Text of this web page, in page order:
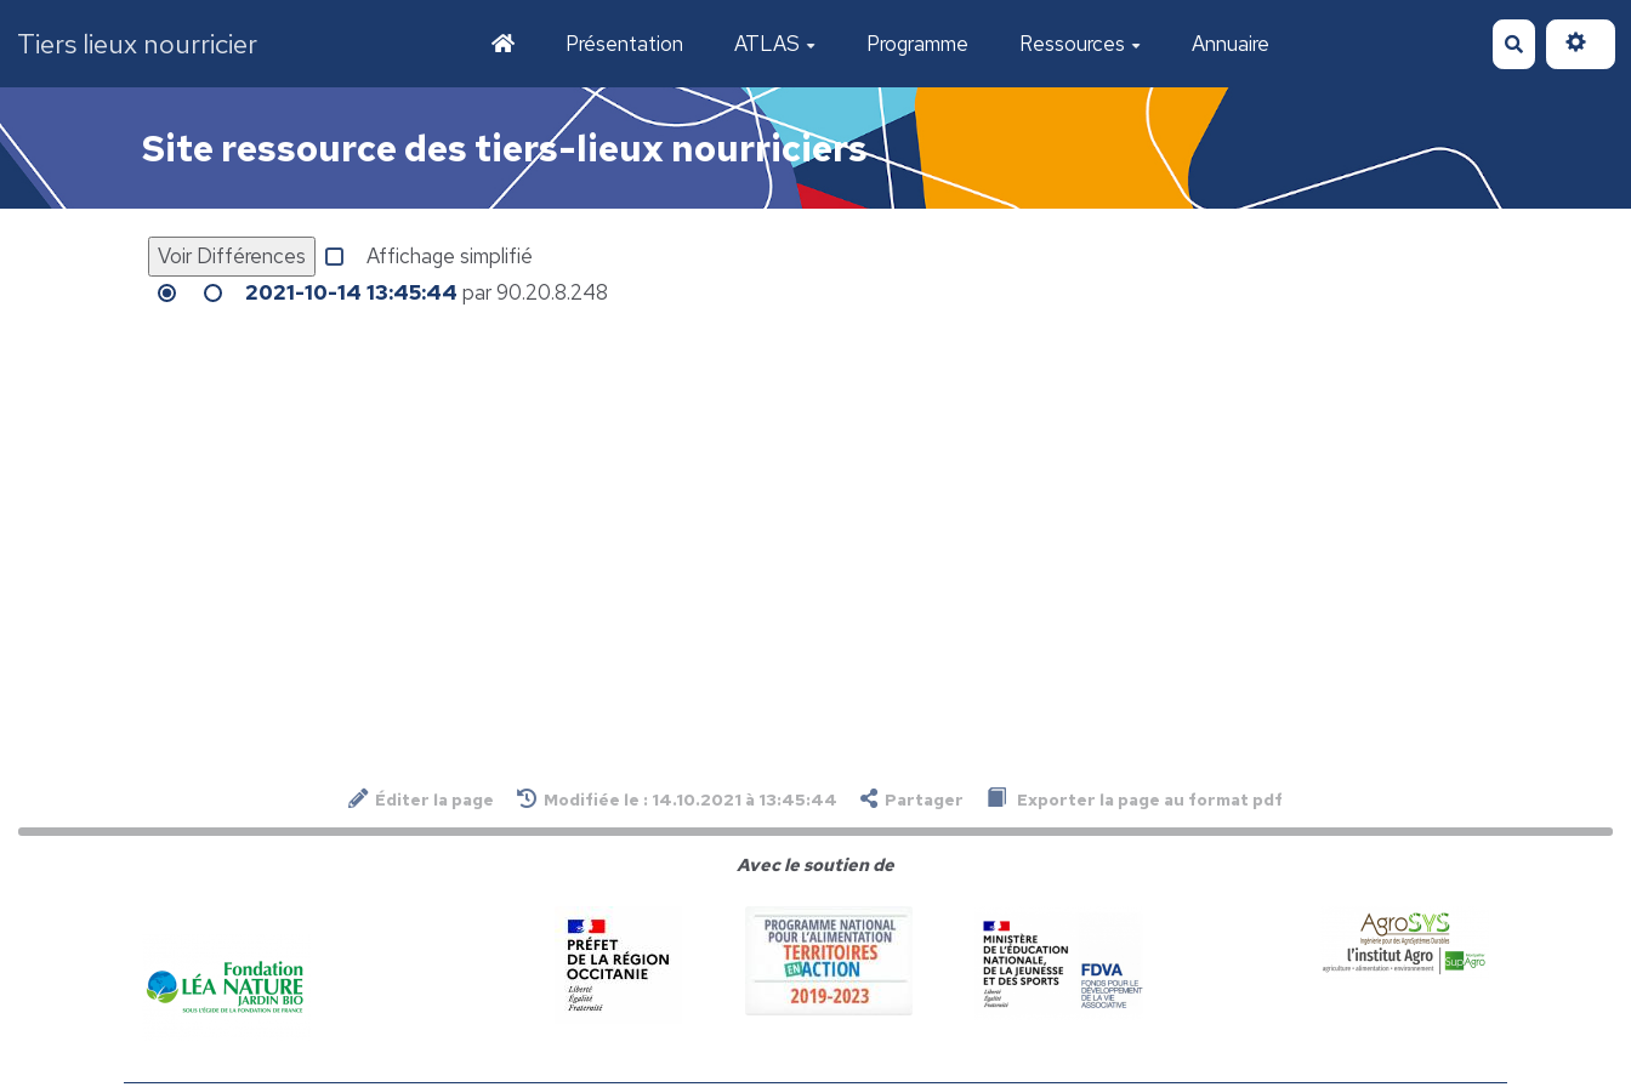
Tiers lieux nourricier Présentation ATLAS Programme Ressources Annuaire Rechercher
Site ressource des tiers-lieux nourriciers
Affichage simplifié
2021-10-14 13:45:44 par 90.20.8.248
Éditer la page Modifiée le : 14.10.2021 à 13:45:44 Partager Exporter la page au format pdf
Avec le soutien de